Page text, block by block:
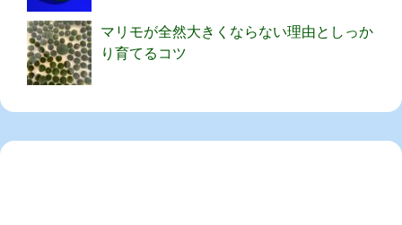
マリモが全然大きくならない理由としっか
り育てるコツ